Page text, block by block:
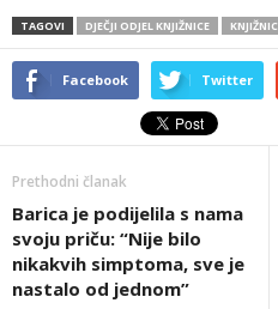
TAGOVI DJEČJI ODJEL KNJIŽNICE
Facebook Twitter
Prethodni članak
Barica je podijelila s nama
svoju priču: “Nije bilo
nikakvih simptoma, sve je
nastalo od jednom”